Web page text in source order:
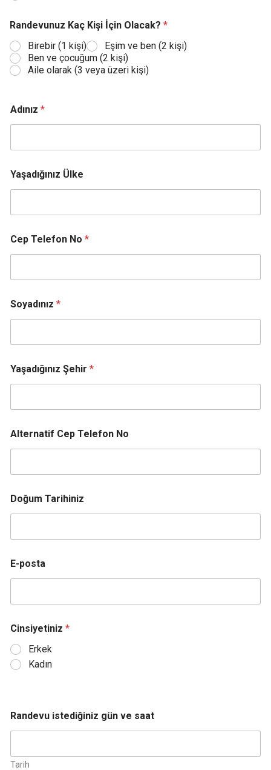
Randevunuz Kaç Kişi İçin Olacak? *
Birebir (1 kişi)
Eşim ve ben (2 kişi)
Ben ve çocuğum (2 kişi)
Aile olarak (3 veya üzeri kişi)
Adınız *
Yaşadığınız Ülke
Cep Telefon No *
Soyadınız *
Yaşadığınız Şehir *
Alternatif Cep Telefon No
Doğum Tarihiniz
E-posta
Cinsiyetiniz *
Erkek
Kadın
Randevu istediğiniz gün ve saat
Tarih